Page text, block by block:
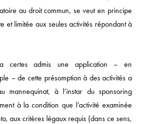
au droit commun, se veut en principe
et limitée aux seules activités répondant à
a certes admis une application – en
– de cette présomption à des activités a
mannequinat, à l’instar du sponsoring
à la condition que l’activité examinée
, aux critères légaux requis (dans ce sens,